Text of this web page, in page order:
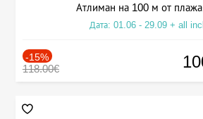
Атлиман на 100 м от
Дата: 01.06 - 29.09 + all
-15%
118.00€